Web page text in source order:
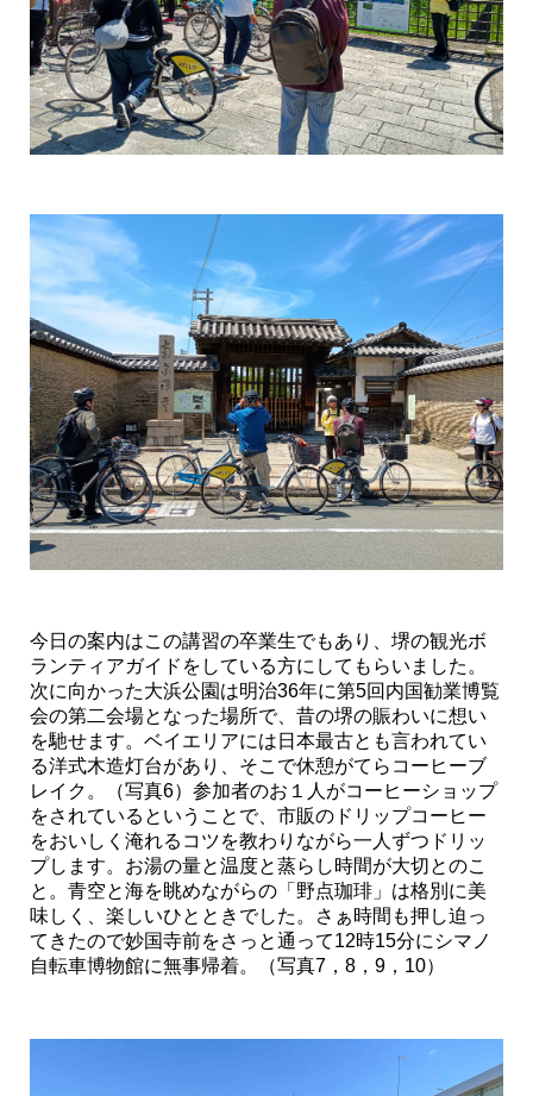
今日の案内はこの講習の卒業生でもあり、堺の観光ボ
ランティアガイドをしている方にしてもらいました。
次に向かった大浜公園は明治36年に第5回内国勧業博覧
会の第二会場となった場所で、昔の堺の賑わいに想い
を馳せます。ベイエリアには日本最古とも言われてい
る洋式木造灯台があり、そこで休憩がてらコーヒーブ
レイク。（写真6）参加者のお１人がコーヒーショップ
をされているということで、市販のドリップコーヒー
をおいしく淹れるコツを教わりながら一人ずつドリッ
プします。お湯の量と温度と蒸らし時間が大切とのこ
と。青空と海を眺めながらの「野点珈琲」は格別に美
味しく、楽しいひとときでした。さぁ時間も押し迫っ
てきたので妙国寺前をさっと通って12時15分にシマノ
自転車博物館に無事帰着。（写真7，8，9，10）